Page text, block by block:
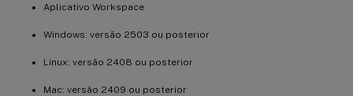
Aplicativo Workspace
Windows: versão 2503 ou posterior
Linux: versão 2408 ou posterior
Mac: versão 2409 ou posterior